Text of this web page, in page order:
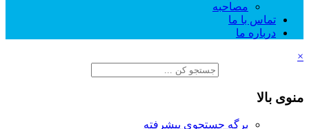
مصاحبه
تماس با ما
درباره ما
×
منوی بالا
برگه جستجوی پیشرفته